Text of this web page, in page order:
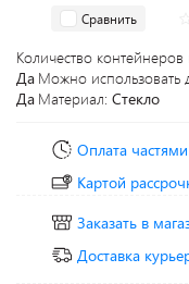
Сравнить
Количество
Да Можно использовать
Да Материал: Стекло
Оплата частями
Картой
Заказать в
Доставка